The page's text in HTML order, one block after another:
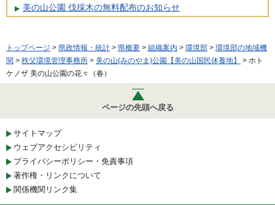
美の山公園 伐採木の無料配布のお知らせ
トップページ > 県政情報・統計 > 県概要 > 組織案内 > 環境部 > 環境部の地域機
関 > 秩父環境管理事務所 > 美の山(みのやま)公園【美の山国民休養地】
> ホト
ケノザ 美の山公園の花々（春）
ページの先頭へ戻る
サイトマップ
ウェブアクセシビリティ
プライバシーポリシー・免責事項
著作権・リンクについて
関係機関リンク集